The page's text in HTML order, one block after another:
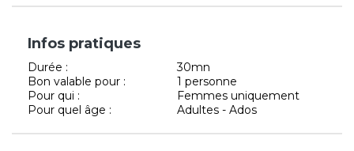
Infos pratiques
Durée :
30mn
Bon valable pour :
1 personne
Pour qui :
Femmes uniquement
Pour quel âge :
Adultes - Ados